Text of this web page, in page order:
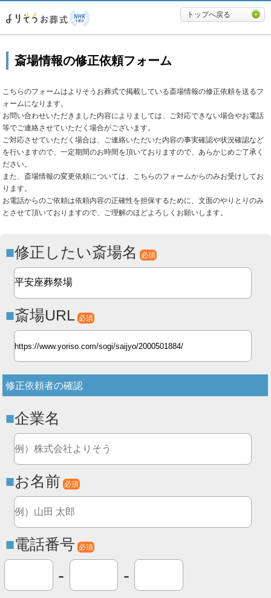
必要最低限に絞ったよりそうお
トップへ戻る
斎場情報の修正依頼フォーム
こちらのフォームはよりそうお葬式で掲載している斎場情報の修正依頼を送るフ
ォームになります。
お問い合わせいただきました内容によりましては、ご対応できない場合やお電話
等でご連絡させていただく場合がございます。
ご対応させていただく場合は、ご連絡いただいた内容の事実確認や状況確認など
を行いますので、一定期間のお時間を頂いておりますので、あらかじめご了承く
ださい。
また、斎場情報の変更依頼については、こちらのフォームからのみお受けしてお
ります。
お電話からのご依頼は依頼内容の正確性を担保するために、文面のやりとりのみ
とさせて頂いておりますので、ご理解のほどよろしくお願いします。
修正したい斎場名 必須
斎場URL 必須
修正依頼者の確認
企業名
お名前 必須
電話番号 必須
- -